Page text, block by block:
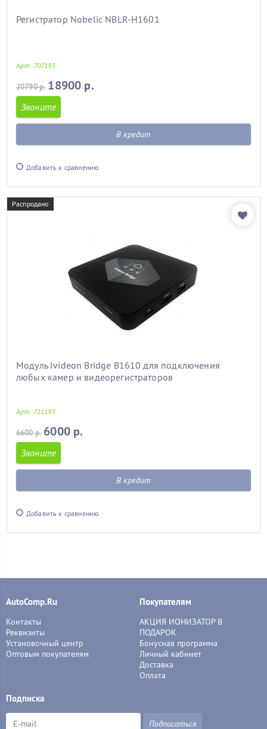
Регистратор Nobelic NBLR-H1601
Арт. 707193
20790 р. 18900 р.
Звоните
В кредит
Добавить к сравнению
Распродано
Модуль Ivideon Bridge B1610 для подключения
любых камер и видеорегистраторов
Арт. 711195
6600 р. 6000 р.
Звоните
В кредит
Добавить к сравнению
AutoComp.Ru
Контакты
Реквизиты
Установочный центр
Оптовым покупателям
Покупателям
АКЦИЯ ИОНИЗАТОР В
ПОДАРОК
Бонусная программа
Личный кабинет
Доставка
Оплата
Подписка
Подписаться